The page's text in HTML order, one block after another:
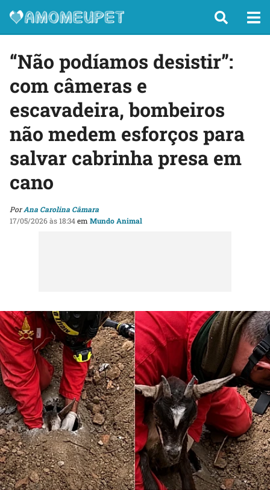
“Não podíamos desistir”:
com câmeras e
escavadeira, bombeiros
não medem esforços para
salvar cabrinha presa em
cano
PorAna Carolina Câmara
17/05/2026 às 18:34em Mundo Animal